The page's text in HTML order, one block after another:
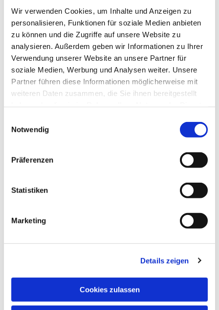
Wir verwenden Cookies, um Inhalte und Anzeigen zu
personalisieren, Funktionen für soziale Medien anbieten
zu können und die Zugriffe auf unsere Website zu
analysieren. Außerdem geben wir Informationen zu Ihrer
Verwendung unserer Website an unsere Partner für
soziale Medien, Werbung und Analysen weiter. Unsere
Partner führen diese Informationen möglicherweise mit
weiteren Daten zusammen, die Sie ihnen bereitgestellt
Notwendig
Präferenzen
Statistiken
Marketing
Details zeigen
Cookies zulassen
Dies könnte Sie auch interessieren